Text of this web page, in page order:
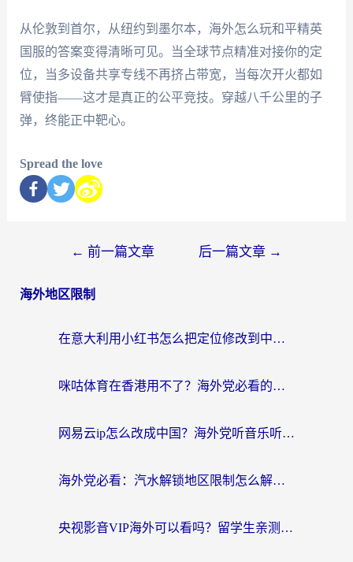
从伦敦到首尔，从纽约到墨尔本，海外怎么玩和平精英
国服的答案变得清晰可见。当全球节点精准对接你的定
位，当多设备共享专线不再挤占带宽，当每次开火都如
臂使指——这才是真正的公平竞技。穿越八千公里的子
弹，终能正中靶心。
Spread the love
← 前一篇文章 后一篇文章 →
海外地区限制
在意大利用小红书怎么把定位修改到中国国内？3个实用技巧+1个靠谱工具帮你搞定
咪咕体育在香港用不了？海外党必看的回国加速器选择指南（附3个真实场景解决方案）
网易云ip怎么改成中国？海外党听音乐听书的无痛解决方案
海外党必看：汽水解锁地区限制怎么解除？3招解决国内影音&生活服务难题
央视影音VIP海外可以看吗？留学生亲测有效的回国加速器选择指南